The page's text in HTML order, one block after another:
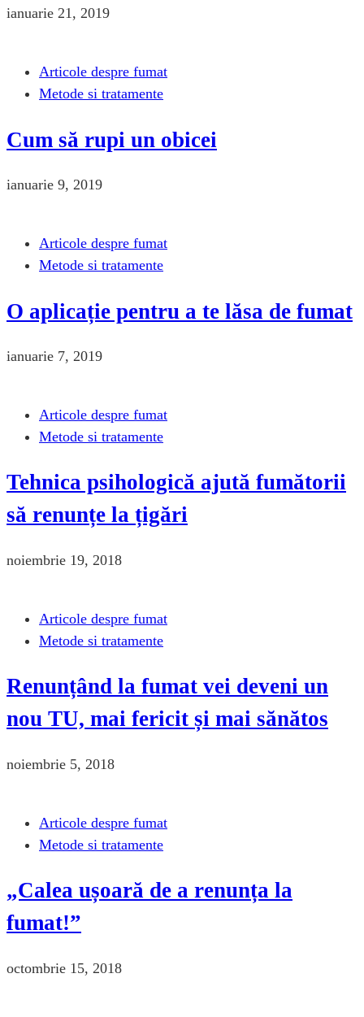
ianuarie 21, 2019
Articole despre fumat
Metode si tratamente
Cum să rupi un obicei
ianuarie 9, 2019
Articole despre fumat
Metode si tratamente
O aplicație pentru a te lăsa de fumat
ianuarie 7, 2019
Articole despre fumat
Metode si tratamente
Tehnica psihologică ajută fumătorii
să renunțe la țigări
noiembrie 19, 2018
Articole despre fumat
Metode si tratamente
Renunțând la fumat vei deveni un
nou TU, mai fericit și mai sănătos
noiembrie 5, 2018
Articole despre fumat
Metode si tratamente
„Calea ușoară de a renunța la
fumat!”
octombrie 15, 2018